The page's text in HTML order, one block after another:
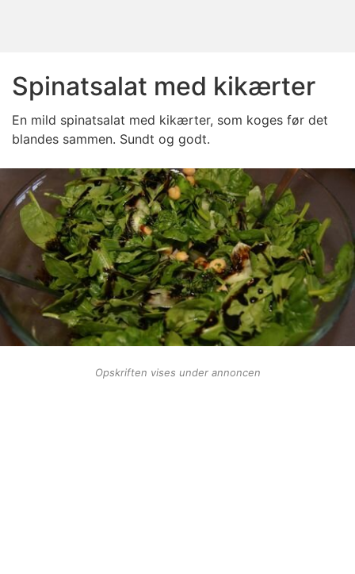
Spinatsalat med kikærter
En mild spinatsalat med kikærter, som koges før det
blandes sammen. Sundt og godt.
Opskriften vises under annoncen